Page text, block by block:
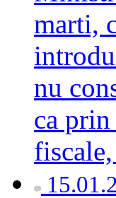
marti,
nu
ca prin